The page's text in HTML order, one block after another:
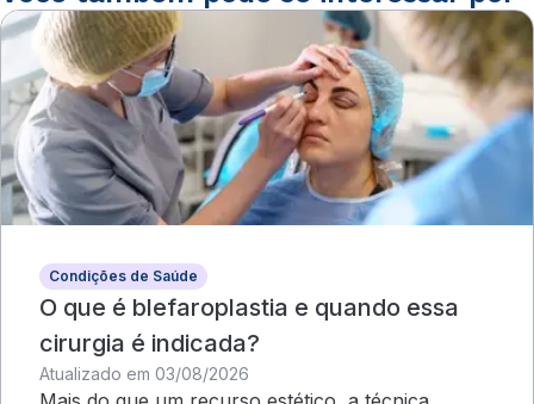
Condições de Saúde
O que é blefaroplastia e quando essa
cirurgia é indicada?
Atualizado em 03/08/2026